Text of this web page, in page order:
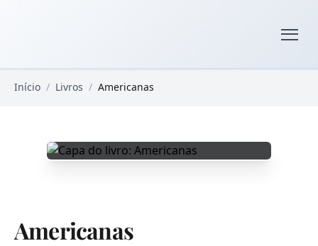
Início / Livros / Americanas
Americanas